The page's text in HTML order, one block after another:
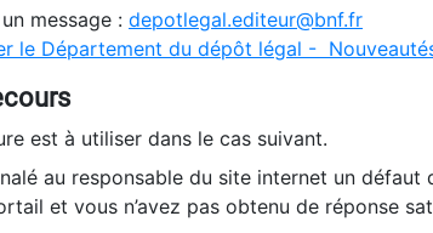
message : depotlegal.editeur@bnf.fr
le Département du dépôt légal -
est à utiliser dans le cas suivant.
au responsable du site internet un défaut
et vous n’avez pas obtenu de réponse